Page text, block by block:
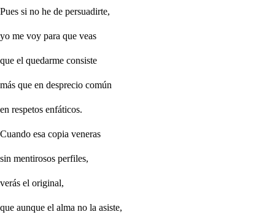
Pues si no he de persuadirte,
yo me voy para que veas
que el quedarme consiste
más que en desprecio común
en respetos enfáticos.
Cuando esa copia veneras
sin mentirosos perfiles,
verás el original,
que aunque el alma no la asiste,